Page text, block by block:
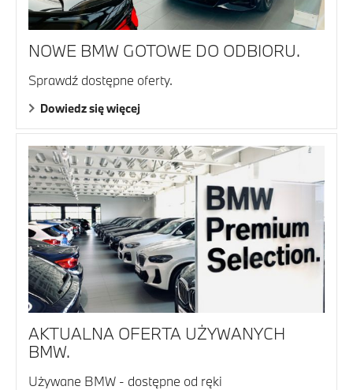
NOWE BMW GOTOWE DO ODBIORU.
Sprawdź dostępne oferty.
Dowiedz się więcej
AKTUALNA OFERTA UŻYWANYCH
BMW.
Używane BMW - dostępne od ręki